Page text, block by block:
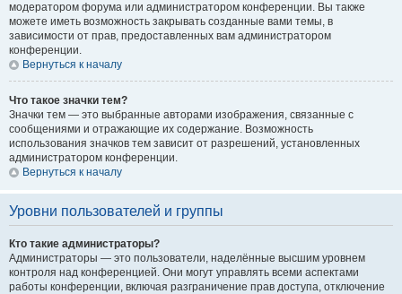
модератором форума или администратором конференции. Вы также
можете иметь возможность закрывать созданные вами темы, в
зависимости от прав, предоставленных вам администратором
конференции.
Вернуться к началу
Что такое значки тем?
Значки тем — это выбранные авторами изображения, связанные с
сообщениями и отражающие их содержание. Возможность
использования значков тем зависит от разрешений, установленных
администратором конференции.
Вернуться к началу
Уровни пользователей и группы
Кто такие администраторы?
Администраторы — это пользователи, наделённые высшим уровнем
контроля над конференцией. Они могут управлять всеми аспектами
работы конференции, включая разграничение прав доступа, отключение